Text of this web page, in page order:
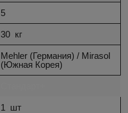
5
30 кг
Mehler (Германия) / Mirasol
(Южная Корея)
1 шт